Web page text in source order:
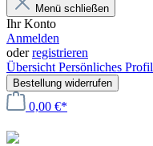
Menü schließen
Ihr Konto
Anmelden
oderregistrieren
Übersicht Persönliches Profil
Bestellung widerrufen
0,00 €*